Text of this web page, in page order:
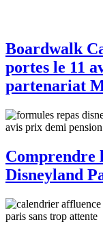
Boardwalk
portes le 11
partenariat
Comprendre
Disneyland